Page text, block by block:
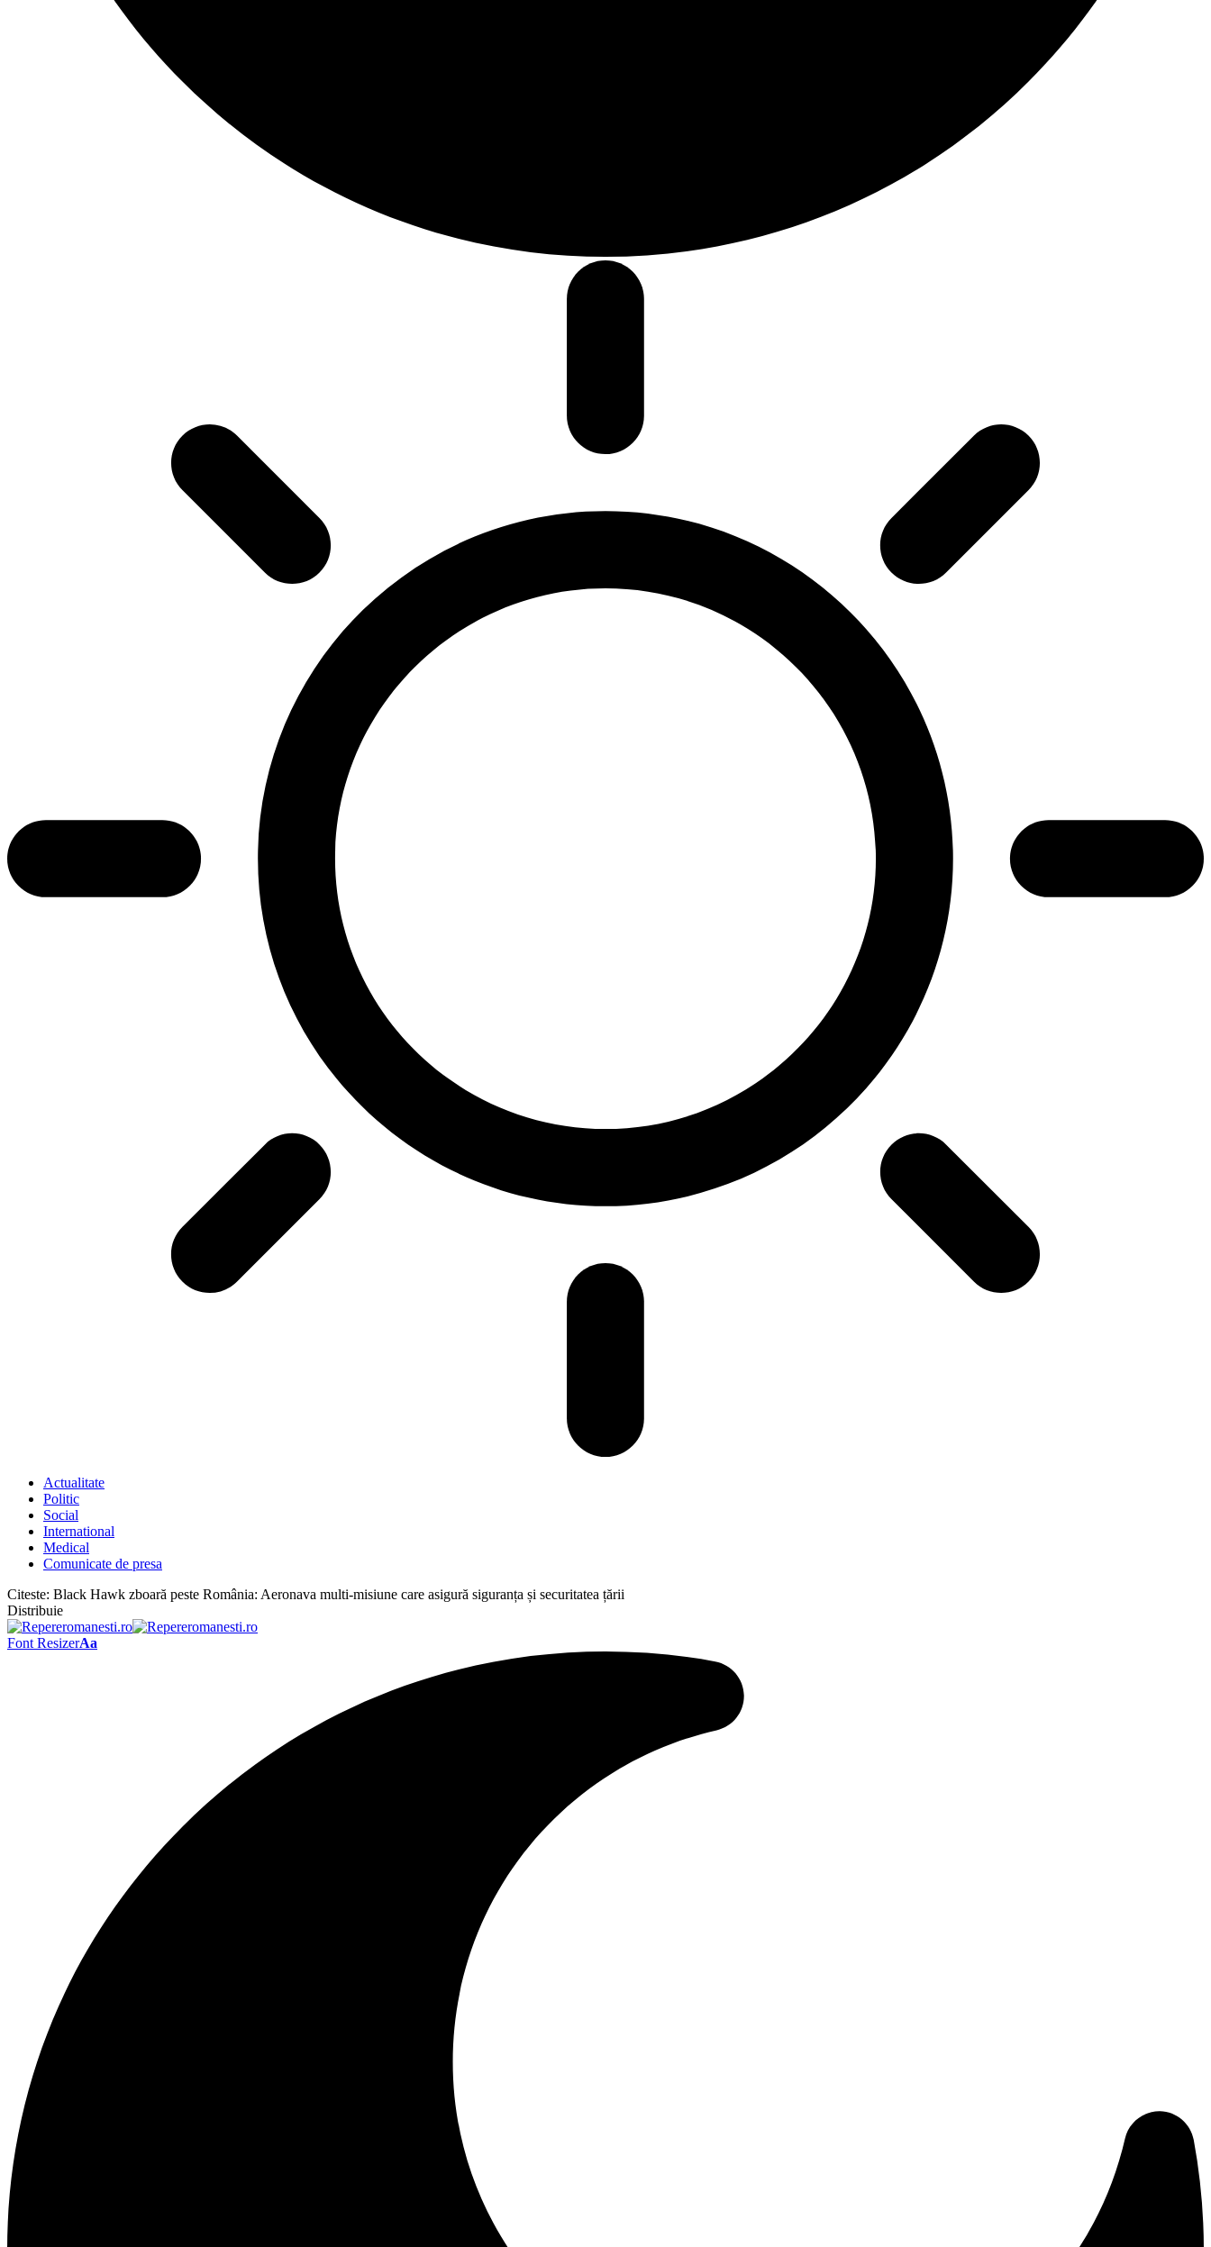
Actualitate
Politic
Social
International
Medical
Comunicate de presa
Citeste: Black Hawk zboară peste România: Aeronava multi-misiune care asigură siguranța și securitatea țării
Distribuie
Font ResizerAa